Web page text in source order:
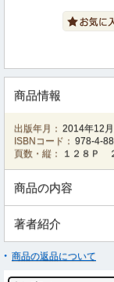
商品情報
出版年月： 2014年12月
ISBNコード： 978-4-
頁数・縦：
１２８Ｐ
商品の内容
著者紹介
商品の返品について